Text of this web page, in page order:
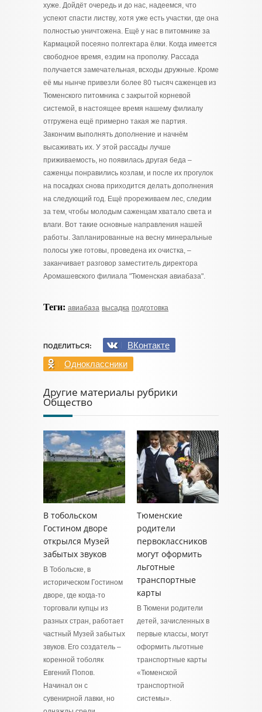
хуже. Дойдёт очередь и до нас, надеемся, что
успеют спасти листву, хотя уже есть участки, где она
полностью уничтожена. Ещё у нас в питомнике за
Кармацкой посеяно полгектара ёлки. Когда имеется
свободное время, ездим на прополку. Рассада
получается замечательная, всходы дружные. Кроме
её мы нынче привезли более 80 тысяч саженцев из
Тюменского питомника с закрытой корневой
системой, в настоящее время нашему филиалу
отгружена ещё примерно такая же партия.
Закончим выполнять дополнение и начнём
высаживать их. У этой рассады лучше
приживаемость, но появилась другая беда –
саженцы понравились козлам, и после их прогулок
на посадках снова приходится делать дополнения
на следующий год. Ещё прореживаем лес, следим
за тем, чтобы молодым саженцам хватало света и
влаги. Вот такие основные направления нашей
работы. Запланированные на весну минеральные
полосы уже готовы, проведена их очистка, –
заканчивает разговор заместитель директора
Аромашевского филиала "Тюменская авиабаза".
Теги: авиабаза высадка подготовка
ПОДЕЛИТЬСЯ:
ВКонтакте
Одноклассники
Другие материалы рубрики
Общество
В тобольском
Гостином дворе
открылся Музей
забытых звуков
В Тобольске, в
историческом Гостином
дворе, где когда-то
торговали купцы из
разных стран, работает
частный Музей забытых
звуков. Его создатель –
коренной тоболяк
Евгений Попов.
Начинал он с
сувенирной лавки, но
Тюменские
родители
первоклассников
могут оформить
льготные
транспортные
карты
В Тюмени родители
детей, зачисленных в
первые классы, могут
оформить льготные
транспортные карты
«Тюменской
транспортной
системы».